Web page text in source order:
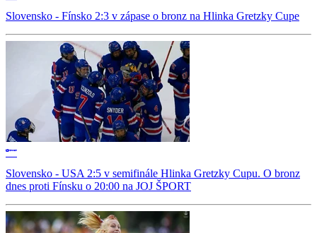
Slovensko - Fínsko 2:3 v zápase o bronz na Hlinka Gretzky Cupe
Slovensko - USA 2:5 v semifinále Hlinka Gretzky Cupu. O bronz
dnes proti Fínsku o 20:00 na JOJ ŠPORT